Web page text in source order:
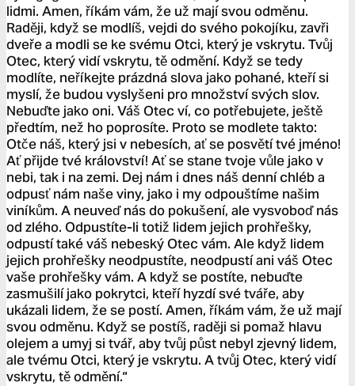
lidmi. Amen, říkám vám, že už mají svou odměnu.
Raději, když se modlíš, vejdi do svého pokojíku, zavři
dveře a modli se ke svému Otci, který je vskrytu. Tvůj
Otec, který vidí vskrytu, tě odmění. Když se tedy
modlíte, neříkejte prázdná slova jako pohané, kteří si
myslí, že budou vyslyšeni pro množství svých slov.
Nebuďte jako oni. Váš Otec ví, co potřebujete, ještě
předtím, než ho poprosíte. Proto se modlete takto:
Otče náš, který jsi v nebesích, ať se posvětí tvé jméno!
Ať přijde tvé království! Ať se stane tvoje vůle jako v
nebi, tak i na zemi. Dej nám i dnes náš denní chléb a
odpusť nám naše viny, jako i my odpouštíme našim
viníkům. A neuveď nás do pokušení, ale vysvoboď nás
od zlého. Odpustíte-li totiž lidem jejich prohřešky,
odpustí také váš nebeský Otec vám. Ale když lidem
jejich prohřešky neodpustíte, neodpustí ani váš Otec
vaše prohřešky vám. A když se postíte, nebuďte
zasmušilí jako pokrytci, kteří hyzdí své tváře, aby
ukázali lidem, že se postí. Amen, říkám vám, že už mají
svou odměnu. Když se postíš, raději si pomaž hlavu
olejem a umyj si tvář, aby tvůj půst nebyl zjevný lidem,
ale tvému Otci, který je vskrytu. A tvůj Otec, který vidí
vskrytu, tě odmění.“